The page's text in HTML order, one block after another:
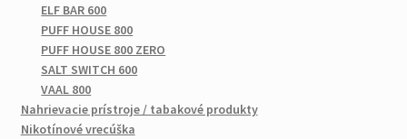
ELF BAR 600
PUFF HOUSE 800
PUFF HOUSE 800 ZERO
SALT SWITCH 600
VAAL 800
Nahrievacie prístroje / tabakové produkty
Nikotínové vrecúška